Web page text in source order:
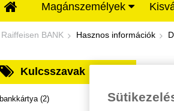
Magánszemélyek
Dokumentumtár -
Raiffeisen BANK Hasznos információk
Kulcsszavak
bankkártya (2)